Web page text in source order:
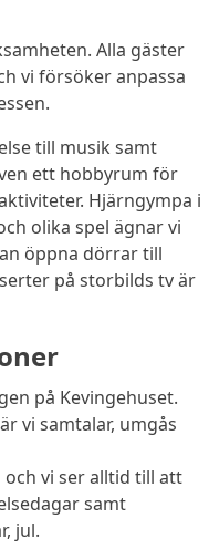
Alla gäster
vi försöker anpassa
till musik samt
ett hobbyrum för
Hjärngympa i
olika spel ägnar vi
öppna dörrar till
på storbilds tv är
på Kevingehuset.
vi samtalar, umgås
vi ser alltid till att
samt
jul.